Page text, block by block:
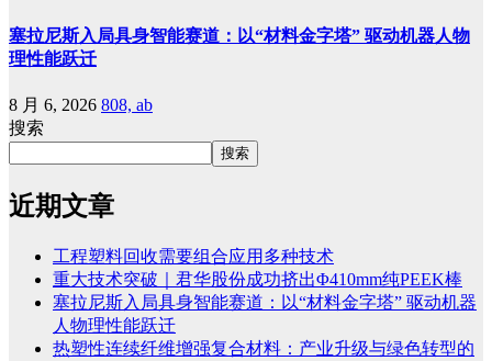
塞拉尼斯入局具身智能赛道：以“材料金字塔” 驱动机器人物
理性能跃迁
8 月 6, 2026 808, ab
搜索
搜索
近期文章
工程塑料回收需要组合应用多种技术
重大技术突破｜君华股份成功挤出Φ410mm纯PEEK棒
塞拉尼斯入局具身智能赛道：以“材料金字塔” 驱动机器
人物理性能跃迁
热塑性连续纤维增强复合材料：产业升级与绿色转型的